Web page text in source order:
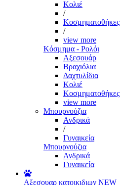
Κολιέ
/
Κοσμηματοθήκες
/
view more
Κόσμημα - Ρολόι
Αξεσουάρ
Βραχιόλια
Δαχτυλίδια
Κολιέ
Κοσμηματοθήκες
view more
Μπουρνούζια
Ανδρικά
/
Γυναικεία
Μπουρνούζια
Ανδρικά
Γυναικεία
Αξεσουαρ κατοικιδιων NEW